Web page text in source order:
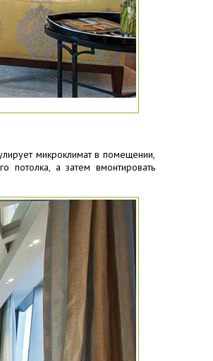
микроклимат в помещении,
а затем вмонтировать